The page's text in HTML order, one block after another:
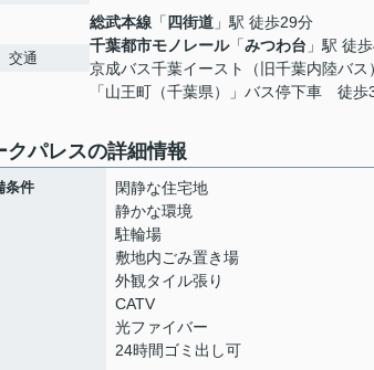
交通
総武本線 「 四街道 」駅 徒歩29分
千葉都市モノレール「みつわ台 」駅 徒
京成バス千葉イースト（旧千葉内陸バス
「山王町（千葉県）」バス停下車 徒歩
クパレスの詳細情報
条件
閑静な住宅地
静かな環境
駐輪場
敷地内ごみ置き場
外観タイル張り
CATV
光ファイバー
24時間ゴミ出し可